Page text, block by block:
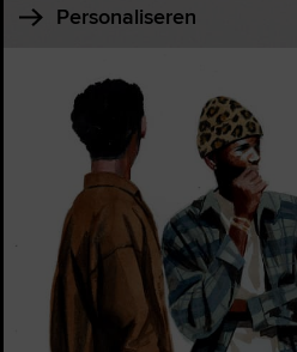
Personaliseren